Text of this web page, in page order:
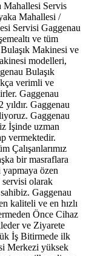
Mahallesi Servis
Mahallesi /
Servisi Gaggenau
ve tüm
Makinesi ve
modelleri,
Bulaşık
verimli ve
Gaggenau
Gaggenau
Gaggenau
İşinde uzman
vermektedir.
Çalışanlarımız
bir masraflara
özen
olarak
Gaggenau
kaliteli ve en hızlı
Önce Cihaz
ve Ziyarete
İş Bitirmede ilk
Merkezi yüksek